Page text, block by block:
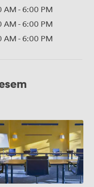
AM- 6:00 PM
AM- 6:00 PM
AM- 6:00 PM